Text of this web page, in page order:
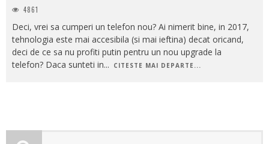
4861
Deci, vrei sa cumperi un telefon nou? Ai nimerit bine, in 2017,
tehnologia este mai accesibila (si mai ieftina) decat oricand,
deci de ce sa nu profiti putin pentru un nou upgrade la
telefon? Daca sunteti in... CITESTE MAI DEPARTE...